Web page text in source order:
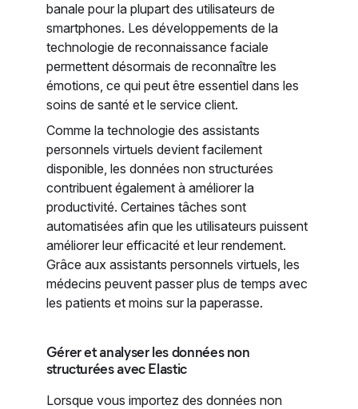
banale pour la plupart des utilisateurs de
smartphones. Les développements de la
technologie de reconnaissance faciale
permettent désormais de reconnaître les
émotions, ce qui peut être essentiel dans les
soins de santé et le service client.
Comme la technologie des assistants
personnels virtuels devient facilement
disponible, les données non structurées
contribuent également à améliorer la
productivité. Certaines tâches sont
automatisées afin que les utilisateurs puissent
améliorer leur efficacité et leur rendement.
Grâce aux assistants personnels virtuels, les
médecins peuvent passer plus de temps avec
les patients et moins sur la paperasse.
Gérer et analyser les données non
structurées avec Elastic
Lorsque vous importez des données non